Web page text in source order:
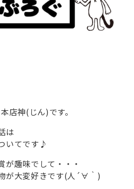
店神(じん)です。
は
いてです♪
が趣味でして・・・
が大変好きです(人´∀｀)